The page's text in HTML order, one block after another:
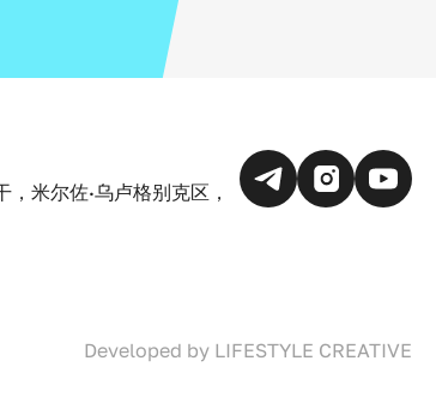
米尔佐·乌卢格别克区，
Developed by LIFESTYLE CREATIVE